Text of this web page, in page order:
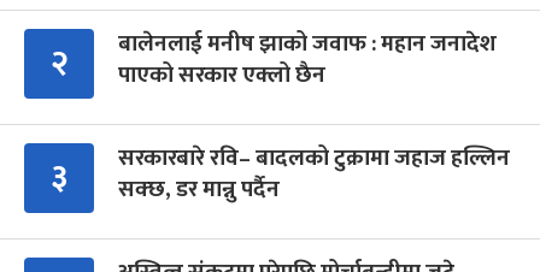
२
बालेनलाई मनीष झाको जवाफ : महान जनादेश
पाएको सरकार एक्लो छैन
३
सरकारबारे रवि– बादलको टुक्रामा जहाज हल्लिन
सक्छ, डर मान्नु पर्दैन